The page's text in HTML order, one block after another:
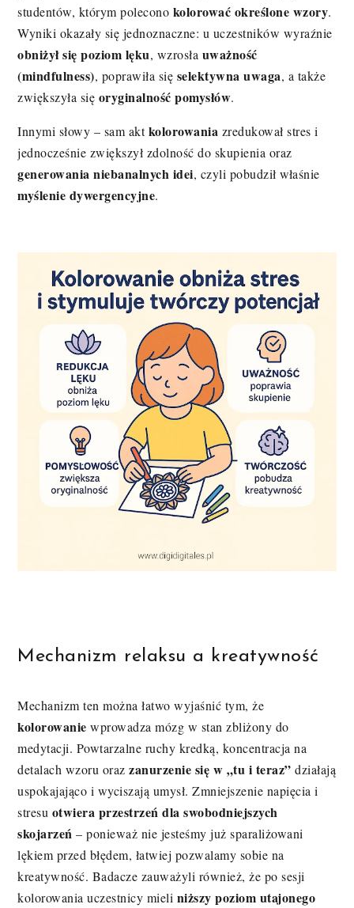
studentów, którym polecono kolorować określone wzory.
Wyniki okazały się jednoznaczne: u uczestników wyraźnie
obniżył się poziom lęku, wzrosła uważność
(mindfulness), poprawiła się selektywna uwaga, a także
zwiększyła się oryginalność pomysłów.
Innymi słowy – sam aktkolorowania zredukował stres i
jednocześnie zwiększył zdolność do skupienia oraz
generowania niebanalnych idei, czyli pobudził właśnie
myślenie dywergencyjne.
Mechanizm relaksu a kreatywność
Mechanizm ten można łatwo wyjaśnić tym, że
kolorowanie wprowadza mózg w stan zbliżony do
medytacji. Powtarzalne ruchy kredką, koncentracja na
detalach wzoru orazzanurzenie się w „tu i teraz” działają
uspokajająco i wyciszają umysł. Zmniejszenie napięcia i
stresu otwiera przestrzeń dla swobodniejszych
skojarzeń – ponieważ nie jesteśmy już sparaliżowani
lękiem przed błędem, łatwiej pozwalamy sobie na
kreatywność. Badacze zauważyli również, że po sesji
kolorowania uczestnicy mieli niższy poziom utajonego